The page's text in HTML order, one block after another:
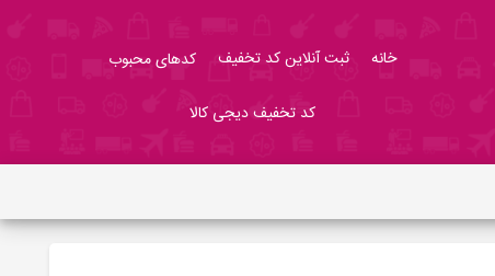
خانه ثبت آنلاین کد تخفیف کدهای محبوب
کد تخفیف دیجی کالا